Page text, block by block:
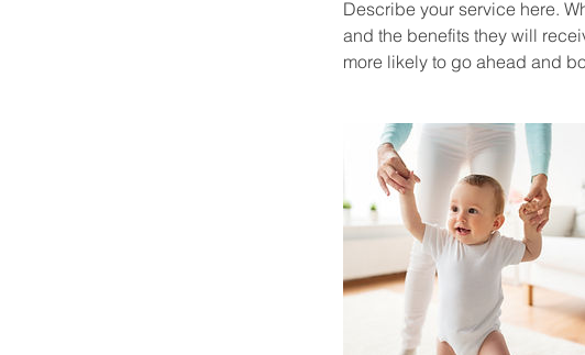
Describe your service here.
and the benefits they will
more likely to go ahead and